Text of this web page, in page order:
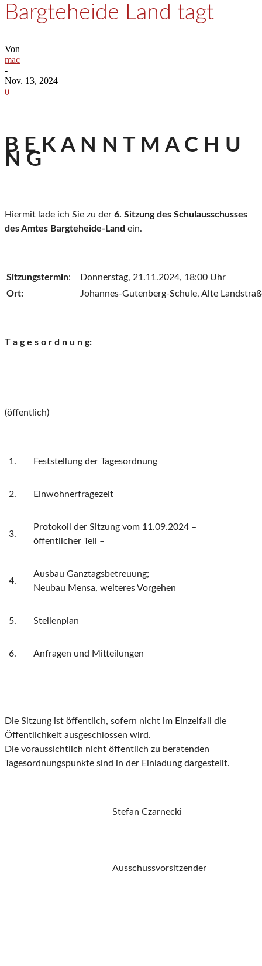
Bargteheide Land tagt
Von
mac
-
Nov. 13, 2024
0
B E K A N N T M A C H U
N G
Hiermit lade ich Sie zu der 6. Sitzung des Schulausschusses
des Amtes Bargteheide-Land ein.
Sitzungstermin:
Donnerstag, 21.11.2024, 18:00 Uhr
Ort:
Johannes-Gutenberg-Schule, Alte
T a g e s o r d n u n g:
(öffentlich)
1. Feststellung der Tagesordnung
2. Einwohnerfragezeit
3.
Protokoll der Sitzung vom 11.09.2024 –
öffentlicher Teil –
4.
Ausbau Ganztagsbetreuung;
Neubau Mensa, weiteres Vorgehen
5. Stellenplan
6. Anfragen und Mitteilungen
Die Sitzung ist öffentlich, sofern nicht im Einzelfall die
Öffentlichkeit ausgeschlossen wird.
Die voraussichtlich nicht öffentlich zu beratenden
Tagesordnungspunkte sind in der Einladung dargestellt.
Stefan Czarnecki
Ausschussvorsitzender